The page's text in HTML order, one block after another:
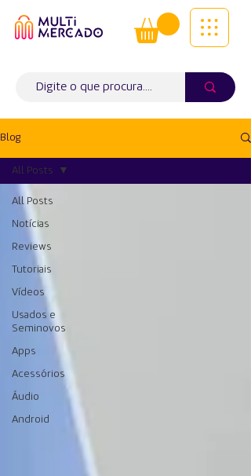
Tudo num só lugar! | Entregas ao
domicílio
Blog
All Posts
Notícias
Reviews
Tutoriais
Vídeos
Usados e
Seminovos
Apps
Acessórios
Áudio
Android
All Posts